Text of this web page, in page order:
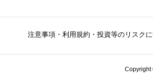
注意事項・利用規約・投資等のリスク
Copyright